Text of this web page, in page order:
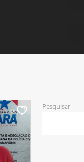
0 Pesquisar